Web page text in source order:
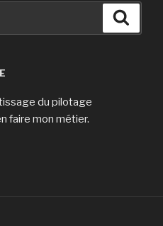
du pilotage
faire mon métier.